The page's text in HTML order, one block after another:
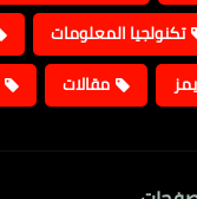
تكنولجيا المعلومات
مقالات